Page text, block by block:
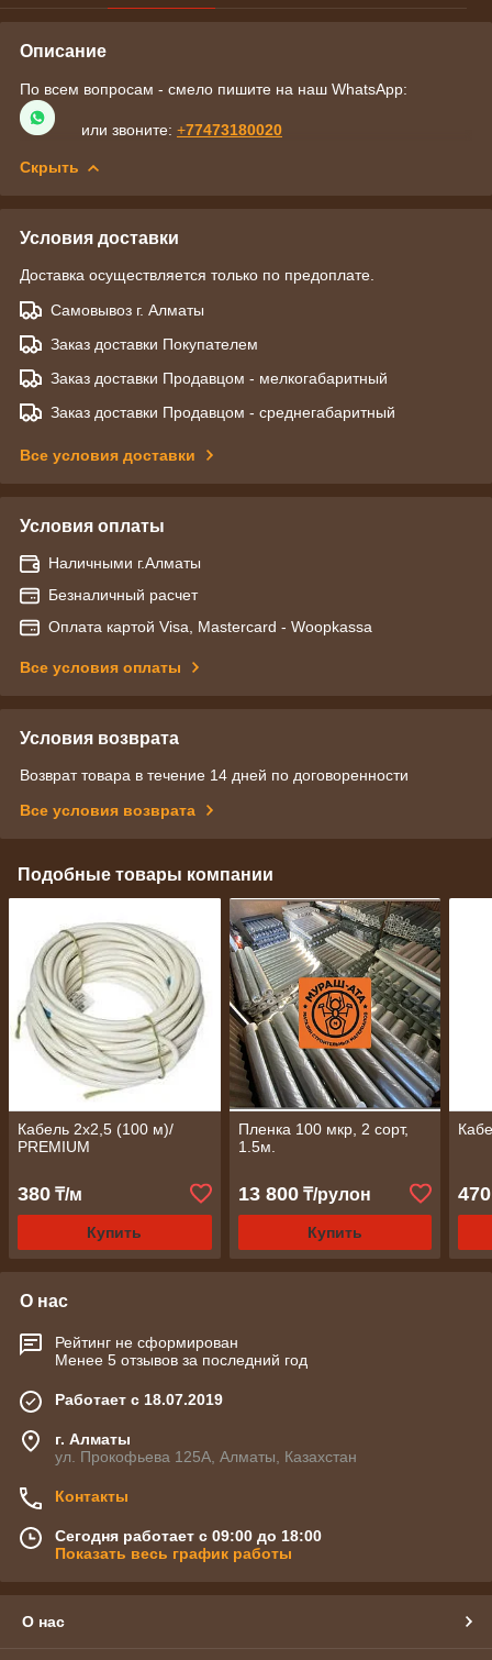
Описание
По всем вопросам - смело пишите на наш WhatsApp:
или звоните: +77473180020
Скрыть
Условия доставки
Доставка осуществляется только по предоплате.
Самовывоз г. Алматы
Заказ доставки Покупателем
Заказ доставки Продавцом - мелкогабаритный
Заказ доставки Продавцом - среднегабаритный
Все условия доставки
Условия оплаты
Наличными г.Алматы
Безналичный расчет
Оплата картой Visa, Mastercard - Woopkassa
Все условия оплаты
Условия возврата
Возврат товара в течение 14 дней по договоренности
Все условия возврата
Подобные товары компании
Кабель 2x2,5 (100 м)/
PREMIUM
380 ₸/м
Купить
Пленка 100 мкр, 2 сорт,
1.5м.
13 800₸/рулон
Купить
470
О нас
Рейтинг не сформирован
Менее 5 отзывов за последний год
Работает с 18.07.2019
г. Алматы
ул. Прокофьева 125А, Алматы, Казахстан
Контакты
Сегодня работает с 09:00 до 18:00
Показать весь график работы
О нас